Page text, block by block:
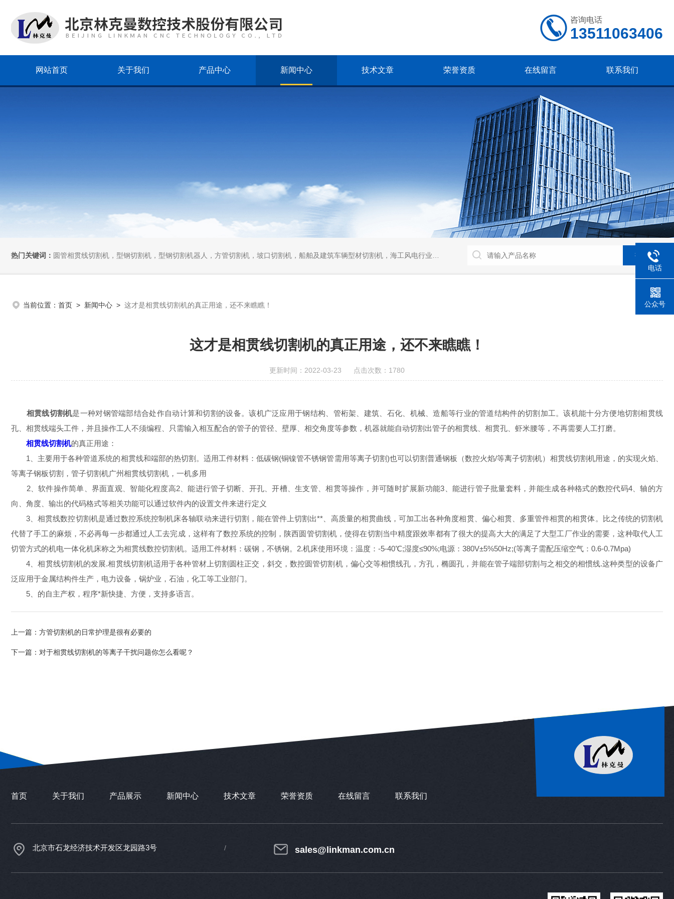
咨询电话
13511063406
网站首页 关于我们 产品中心 新闻中心 技术文章 荣誉资质 在线留言 联系我们
热门关键词： 圆管相贯线切割机，型钢切割机，型钢切割机器人，方管切割机，坡口切割机，船舶及建筑车辆型材切割机，海工风电行业相贯线切割机，离线编程软件
当前位置： 首页 > 新闻中心 > 这才是相贯线切割机的真正用途，还不来瞧瞧！
这才是相贯线切割机的真正用途，还不来瞧瞧！
更新时间：2022-03-23 点击次数：1780
相贯线切割机是一种对钢管端部结合处作自动计算和切割的设备。该机广泛应用于钢结构、管桁架、建筑、石化、机械、造船等行业的管道结构件的切割加工。该机能十分方便地切割相贯线
孔、相贯线端头工件，并且操作工人不须编程、只需输入相互配合的管子的管径、壁厚、相交角度等参数，机器就能自动切割出管子的相贯线、相贯孔、虾米腰等，不再需要人工打磨。
相贯线切割机的真正用途：
1、主要用于各种管道系统的相贯线和端部的热切割。适用工件材料：低碳钢(铜镍管不锈钢管需用等离子切割)也可以切割普通钢板（数控火焰/等离子切割机）相贯线切割机用途，的实现火焰、
等离子钢板切割，管子切割机广州相贯线切割机，一机多用
2、软件操作简单、界面直观、智能化程度高2、能进行管子切断、开孔、开槽、生支管、相贯等操作，并可随时扩展新功能3、能进行管子批量套料，并能生成各种格式的数控代码4、轴的方
向、角度、输出的代码格式等相关功能可以通过软件内的设置文件来进行定义
3、相贯线数控切割机是通过数控系统控制机床各轴联动来进行切割，能在管件上切割出**、高质量的相贯曲线，可加工出各种角度相贯、偏心相贯、多重管件相贯的相贯体。比之传统的切割机
代替了手工的麻烦，不必再每一步都通过人工去完成，这样有了数控系统的控制，陕西圆管切割机，使得在切割当中精度跟效率都有了很大的提高大大的满足了大型工厂作业的需要，这种取代人工
切管方式的机电一体化机床称之为相贯线数控切割机。适用工件材料：碳钢，不锈钢。2.机床使用环境：温度：-5-40℃;湿度≤90%;电源：380V±5%50Hz;(等离子需配压缩空气：0.6-0.7Mpa)
4、相贯线切割机的发展.相贯线切割机适用于各种管材上切割圆柱正交，斜交，数控圆管切割机，偏心交等相惯线孔，方孔，椭圆孔，并能在管子端部切割与之相交的相惯线.这种类型的设备广
泛应用于金属结构件生产，电力设备，锅炉业，石油，化工等工业部门。
5、的自主产权，程序*新快捷、方便，支持多语言。
上一篇： 方管切割机的日常护理是很有必要的
下一篇： 对于相贯线切割机的等离子干扰问题你怎么看呢？
首页 关于我们 产品展示 新闻中心 技术文章 荣誉资质 在线留言 联系我们
北京市石龙经济技术开发区龙园路3号 sales@linkman.com.cn
电话
公众号